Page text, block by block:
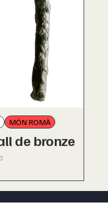
MÓN ROMÀ
de bronze